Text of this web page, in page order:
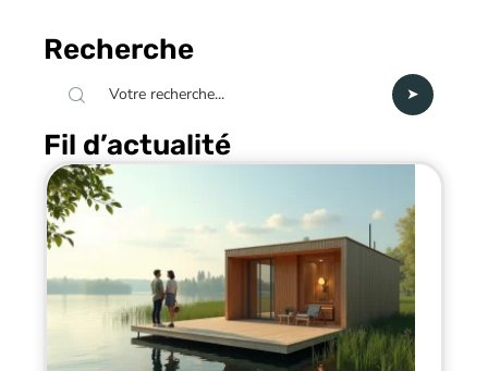
Recherche
Fil d’actualité